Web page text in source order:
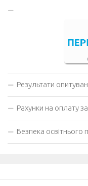
Результати
Рахунки на оплату
Безпека освітнього